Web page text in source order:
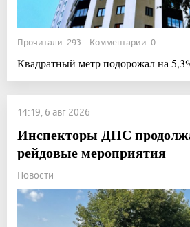
Прочитали: 293 Комментарии: 0
Квадратный метр подорожал на
14:19, 6 авг 2026
Инспекторы ДПС
рейдовые мероприятия
Новости